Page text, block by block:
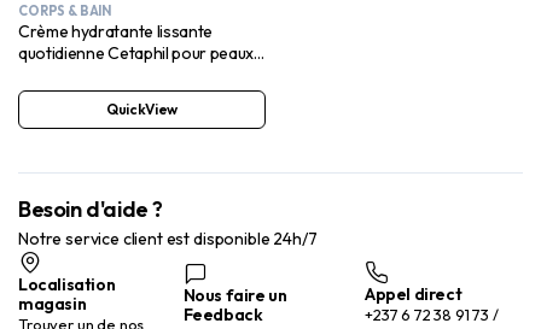
CORPS & BAIN
Crème hydratante lissante
quotidienne Cetaphil pour peaux
QuickView
Besoin d'aide ?
Notre service client est disponible 24h/7
Localisation
magasin
Trouver un de nos
Nous faire un
Feedback
Appel direct
+237 6 72 38 91 73 /